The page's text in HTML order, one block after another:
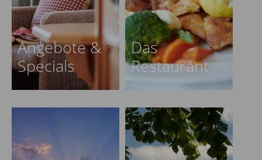
Angebote &
Specials
Das
Restaurant